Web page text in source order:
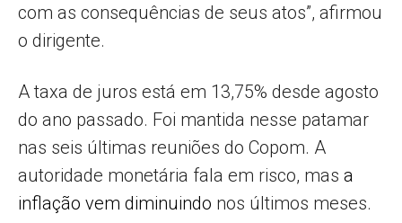
com as consequências de seus atos”, afirmou
o dirigente.
A taxa de juros está em 13,75% desde agosto
do ano passado. Foi mantida nesse patamar
nas seis últimas reuniões do Copom. A
autoridade monetária fala em risco, mas a
inflação vem diminuindo nos últimos meses.